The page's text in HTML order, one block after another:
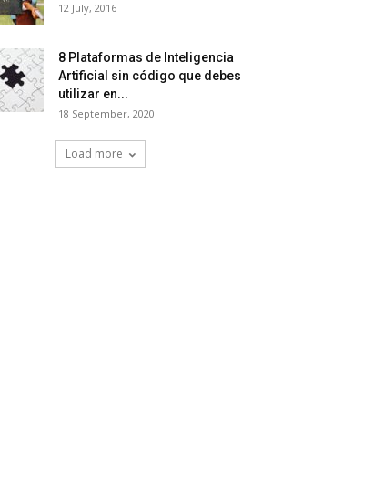
12 July, 2016
8 Plataformas de Inteligencia
Artificial sin código que debes
utilizar en...
18 September, 2020
Load more